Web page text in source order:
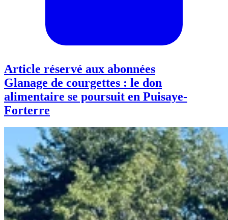
Article réservé aux abonnées
Glanage de courgettes : le don
alimentaire se poursuit en Puisaye-
Forterre